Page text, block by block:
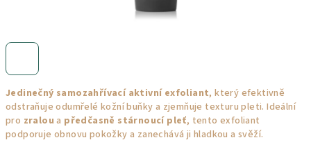
Jedinečný samozahřívací aktivní exfoliant, který efektivně
odstraňuje odumřelé kožní buňky a zjemňuje texturu pleti. Ideální
pro zralou a předčasně stárnoucí pleť, tento exfoliant
podporuje obnovu pokožky a zanechává ji hladkou a svěží.